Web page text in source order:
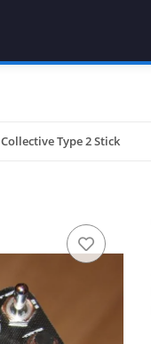
Collective Type 2 Stick